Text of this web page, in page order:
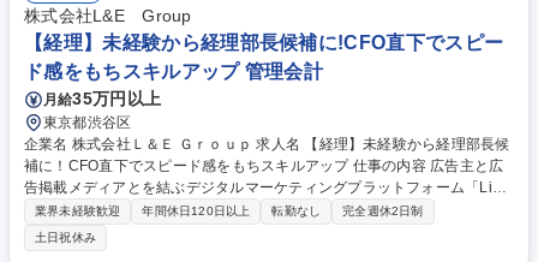
会社への連結報告データ)の作成 【税務会計】各種税務申告(法人税/住民
税/事業税/消費税)に必要な基礎データの集計/整備等 【業務改善DX推進】
管理会計業務を中心とした現状の業務課題の抽出等 募集職種 【経理・管
理会計(課長候補)】丸紅グループ/決算業務の経験を活かせる
株式会社L&E Group
【経理】未経験から経理部長候補に!CFO直下でスピー
ド感をもちスキルアップ 管理会計
月給35万円以上
東京都渋谷区
企業名 株式会社Ｌ＆Ｅ Ｇｒｏｕｐ 求人名 【経理】未経験から経理部長候
補に！CFO直下でスピード感をもちスキルアップ 仕事の内容 広告主と広
告掲載メディアとを結ぶデジタルマーケティングプラットフォーム「Link-
AG（自社サービス）」の運営を中心に事業展開し50人で70億を売り上げ
る当社にて基盤を支えていただく経理業務をお任せ。 【業務内容】■仕訳
入力■売掛金/入金管理業務■支払/請求業務■経費精算■その他、Excelを使
業界未経験歓迎 年間休日120日以上 転勤なし
完全週休2日制
土日祝休み